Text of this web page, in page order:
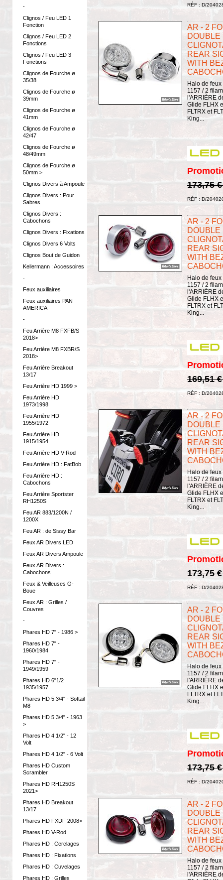
-
Clignos / Feu LED 1
Fonction
Clignos / Feu LED 2
Fonctions
Clignos / Feu LED 3
Fonctions
Clignos de Fourche ø
35/38
Clignos de Fourche ø
39mm
Clignos de Fourche ø
41mm
Clignos de Fourche ø
42/47
Clignos de Fourche ø
48/49mm
Clignos de Fourche ø
50mm >
Clignos Divers à Ampoule
Clignos Divers : Pour
Sabres
Clignos Divers :
Cabochons
Clignos Divers : Fixations
Clignos Divers 6 Volts
Clignos Bout de Guidon
Kellermann : Accessoires
-
Feux auxiliaires
Feux auxiliaires PAN
AMERICA
-
Feu Arrière M8 FXFB/S
2018>
Feu Arrière M8 FXBR/S
2018>
Feu Arrière Breakout
13/17
Feu Arrière HD 1999 >
Feu Arrière HD
1973/1998
Feu Arrière HD
1955/1972
Feu Arrière HD
1915/1954
Feu Arrière HD V-Rod
Feu Arrière HD : FatBob
Feu Arrière HD :
Cabochons
Feu Arrière Sportster
RH1250S
Feu AR 883/1200N /
1200X
Feu AR : de Sissy Bar
Feux AR Divers LED
Feux AR Divers Ampoule
Feux AR Divers :
Cabochons
Feux & Veilleuses G-
Boue
Feux AR : Grilles /
Couvres
-
Phares HD 7" - 1986 >
Phares HD 7" -
1960/1984
Phares HD 7" -
1949/1959
Phares HD 6"1/2
1935/1957
Phares HD 5 3/4" - Softail
M8
Phares HD 5 3/4" - 1963
>
Phares HD 4 1/2" - 12
Volt
Phares HD 4 1/2" - 6 Volt
Phares HD Custom
Scrambler
Phares HD RH1250S
2021>
Phares HD Breakout
13/17
Phares HD FXDF 2008>
Phares HD V-Rod
Phares HD : Cerclages
Phares HD : Fixations
Phares HD : Cuvelages
Phares HD : Grilles
RÉF : D/
AR - 2
REAR
WITH
Halo de
1157 / 2
l'ARRIÈRE
Glide FLHX
FLTRX et
King...
173,75
RÉF : D/
AR - 2
REAR
WITH
Halo de
1157 / 2
l'ARRIÈRE
Glide FLHX
FLTRX et
King...
169,51
RÉF : D/
AR - 2
REAR
WITH
Halo de
1157 / 2
l'ARRIÈRE
Glide FLHX
FLTRX et
King...
173,75
RÉF : D/
AR - 2
REAR
WITH
Halo de
1157 / 2
l'ARRIÈRE
Glide FLHX
FLTRX et
King...
173,75
RÉF : D/
AR - 2
REAR
WITH
Halo de
1157 / 2
l'ARRIÈRE